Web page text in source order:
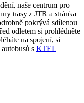
naše centrum pro
trasy z JTR a stránka
pokrývá sdílenou
odletem si prohlédněte
na spojení, si
s KTEL